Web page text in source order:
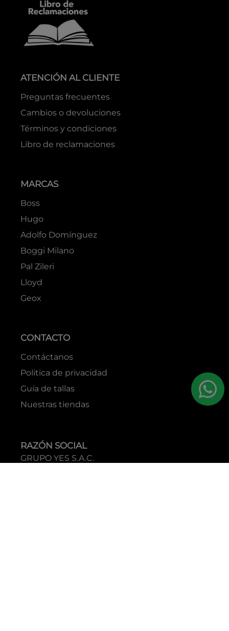
ATENCIÓN AL CLIENTE
Preguntas frecuentes
Cambios o devoluciones
Términos y condiciones
Libro de reclamaciones
MARCAS
Boss
Hugo
Adolfo Domínguez
Boggi Milano
Pal Zileri
Lloyd
Geox
CONTACTO
Contáctanos
Politica de privacidad
Guía de tallas
Nuestras tiendas
RAZÓN SOCIAL
GRUPO YES S.A.C.